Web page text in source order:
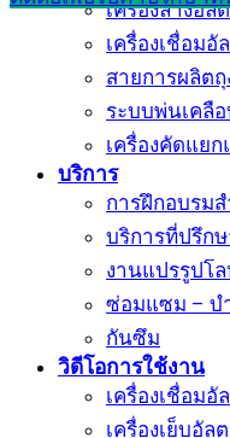
เครื่องล้างอัล
เครื่องเชื่อม
สายการผลิตถุ
ระบบพ่นเคลื
เครื่องคัดแย
บริการ
การฝึกอบรม
บริการที่ปรึก
งานแปรรูปโล
ซ่อมแซม – บ
กันซึม
วิดีโอการใช้งาน
เครื่องเชื่อมอั
เครื่องเย็บอัล